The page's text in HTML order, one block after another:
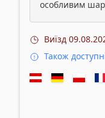
особливим
Виїзд
Також